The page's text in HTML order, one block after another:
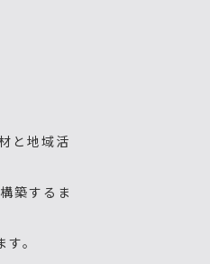
と地域活
築するま
。